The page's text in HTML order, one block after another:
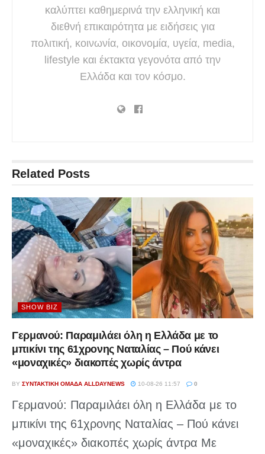
καλύπτει καθημερινά την ελληνική και
διεθνή επικαιρότητα με ειδήσεις για
πολιτική, κοινωνία, οικονομία, υγεία, media,
lifestyle και έκτακτα γεγονότα από την
Ελλάδα και τον κόσμο.
Related Posts
SHOW BIZ
Γερμανού: Παραμιλάει όλη η Ελλάδα με το
μπικίνι της 61χρονης Ναταλίας – Πού κάνει
«μοναχικές» διακοπές χωρίς άντρα
BY ΣΥΝΤΑΚΤΙΚΉ ΟΜΆΔΑ ALLDAYNEWS 10-08-26 11:57 0
Γερμανού: Παραμιλάει όλη η Ελλάδα με το
μπικίνι της 61χρονης Ναταλίας – Πού κάνει
«μοναχικές» διακοπές χωρίς άντρα Με